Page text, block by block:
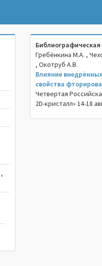
,
Библиографическая
Гребёнкина М.А. ,
, Окотруб А.В.
Влияние
свойства
Четвертая
2D-кристалл» 14-18